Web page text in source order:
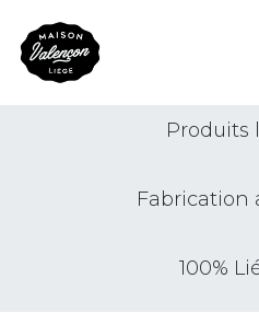
Produits
Fabrication
100%